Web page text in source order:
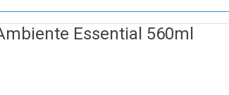
Essential 560ml